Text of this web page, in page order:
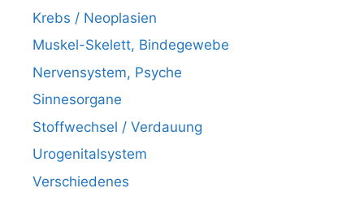
Krebs / Neoplasien
Muskel-Skelett, Bindegewebe
Nervensystem, Psyche
Sinnesorgane
Stoffwechsel / Verdauung
Urogenitalsystem
Verschiedenes